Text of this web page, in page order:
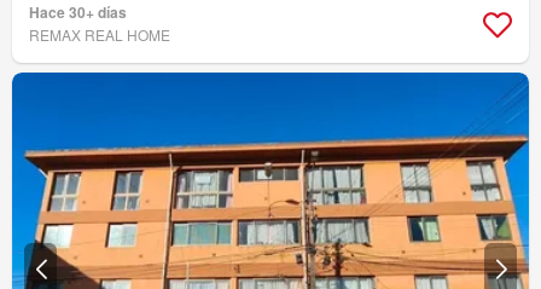
Hace 30+ días
REMAX REAL HOME